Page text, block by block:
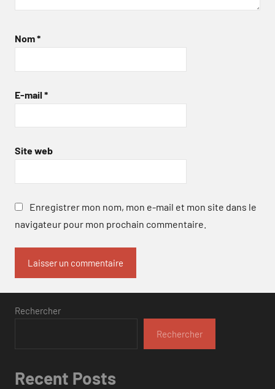
Nom*
E-mail *
Site web
Enregistrer mon nom, mon e-mail et mon site dans le
navigateur pour mon prochain commentaire.
Rechercher
Rechercher
Recent Posts